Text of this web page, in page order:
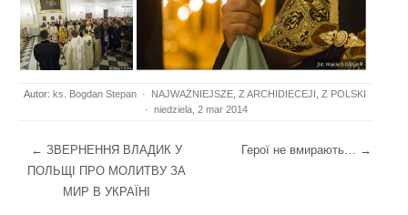
Autor: ks. Bogdan Stepan · NAJWAŻNIEJSZE Z ARCHIDIECEJI Z POLSKI
· niedziela, 2 mar 2014
Post navigation
← ЗВЕРНЕННЯ ВЛАДИК У
ПОЛЬЩІ ПРО МОЛИТВУ ЗА
МИР В УКРАЇНІ
Герої не вмирають… →